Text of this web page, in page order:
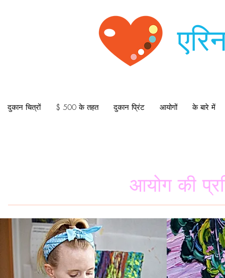
दुकान चित्रों $ 500 के तहत दुकान प्रिंट आयोगों के बारे में
आयोग की